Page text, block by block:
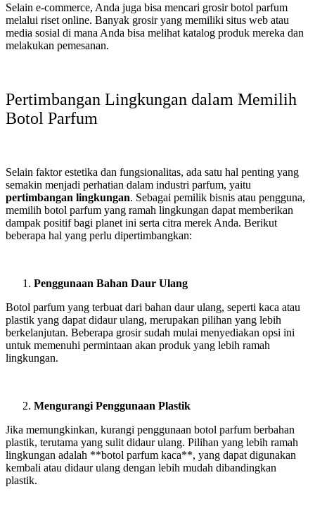
Selain e-commerce, Anda juga bisa mencari grosir botol parfum
melalui riset online. Banyak grosir yang memiliki situs web atau
media sosial di mana Anda bisa melihat katalog produk mereka dan
melakukan pemesanan.
Pertimbangan Lingkungan dalam Memilih
Botol Parfum
Selain faktor estetika dan fungsionalitas, ada satu hal penting yang
semakin menjadi perhatian dalam industri parfum, yaitu
pertimbangan lingkungan. Sebagai pemilik bisnis atau pengguna,
memilih botol parfum yang ramah lingkungan dapat memberikan
dampak positif bagi planet ini serta citra merek Anda. Berikut
beberapa hal yang perlu dipertimbangkan:
Penggunaan Bahan Daur Ulang
Botol parfum yang terbuat dari bahan daur ulang, seperti kaca atau
plastik yang dapat didaur ulang, merupakan pilihan yang lebih
berkelanjutan. Beberapa grosir sudah mulai menyediakan opsi ini
untuk memenuhi permintaan akan produk yang lebih ramah
lingkungan.
Mengurangi Penggunaan Plastik
Jika memungkinkan, kurangi penggunaan botol parfum berbahan
plastik, terutama yang sulit didaur ulang. Pilihan yang lebih ramah
lingkungan adalah **botol parfum kaca**, yang dapat digunakan
kembali atau didaur ulang dengan lebih mudah dibandingkan
plastik.